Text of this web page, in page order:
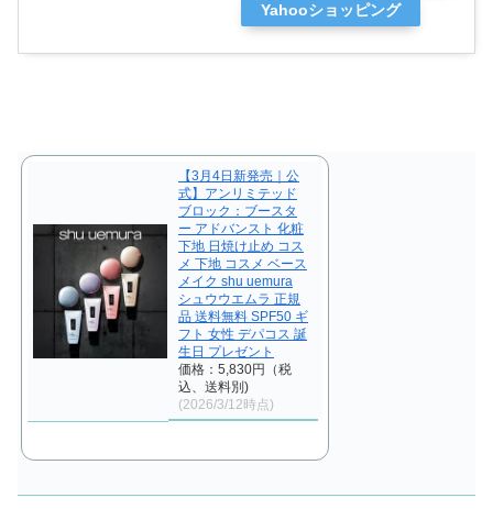
Yahooショッピング
【3月4日新発売｜公
式】アンリミテッド
ブロック：ブースタ
ー アドバンスト 化粧
下地 日焼け止め コス
メ 下地 コスメ ベース
メイク shu uemura
シュウウエムラ 正規
品 送料無料 SPF50 ギ
フト 女性 デパコス 誕
生日 プレゼント
価格：5,830円（税
込、送料別)
(2026/3/12時点)